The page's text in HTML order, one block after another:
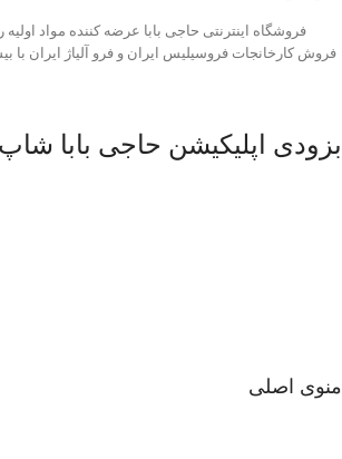
فروشگاه اینترنتی حاجی بابا عرضه کننده مواد
بزودی اپلیکیشن حاجی بابا شاپ
منوی اصلی